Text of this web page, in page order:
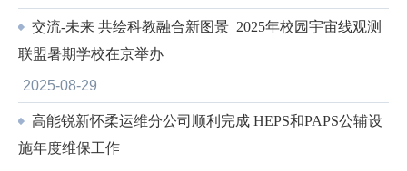
交流-未来 共绘科教融合新图景 2025年校园宇宙线观测
联盟暑期学校在京举办
2025-08-29
高能锐新怀柔运维分公司顺利完成 HEPS和PAPS公辅设
施年度维保工作